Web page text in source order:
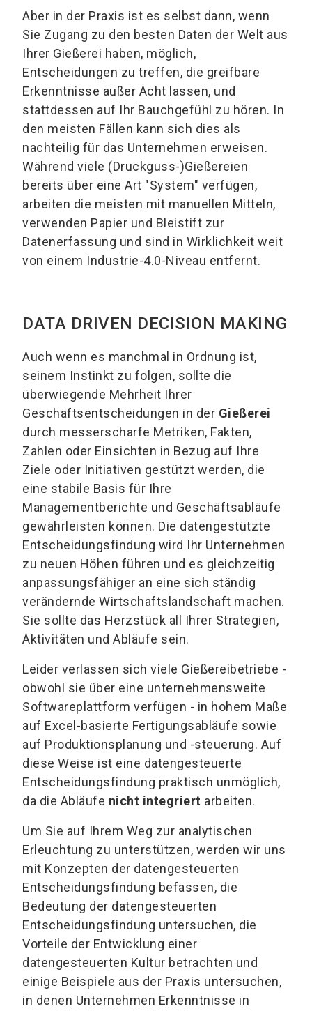
Aber in der Praxis ist es selbst dann, wenn
Sie Zugang zu den besten Daten der Welt aus
Ihrer Gießerei haben, möglich,
Entscheidungen zu treffen, die greifbare
Erkenntnisse außer Acht lassen, und
stattdessen auf Ihr Bauchgefühl zu hören. In
den meisten Fällen kann sich dies als
nachteilig für das Unternehmen erweisen.
Während viele (Druckguss-)Gießereien
bereits über eine Art "System" verfügen,
arbeiten die meisten mit manuellen Mitteln,
verwenden Papier und Bleistift zur
Datenerfassung und sind in Wirklichkeit weit
von einem Industrie-4.0-Niveau entfernt.
DATA DRIVEN DECISION MAKING
Auch wenn es manchmal in Ordnung ist,
seinem Instinkt zu folgen, sollte die
überwiegende Mehrheit Ihrer
Geschäftsentscheidungen in der Gießerei
durch messerscharfe Metriken, Fakten,
Zahlen oder Einsichten in Bezug auf Ihre
Ziele oder Initiativen gestützt werden, die
eine stabile Basis für Ihre
Managementberichte und Geschäftsabläufe
gewährleisten können. Die datengestützte
Entscheidungsfindung wird Ihr Unternehmen
zu neuen Höhen führen und es gleichzeitig
anpassungsfähiger an eine sich ständig
verändernde Wirtschaftslandschaft machen.
Sie sollte das Herzstück all Ihrer Strategien,
Aktivitäten und Abläufe sein.
Leider verlassen sich viele Gießereibetriebe -
obwohl sie über eine unternehmensweite
Softwareplattform verfügen - in hohem Maße
auf Excel-basierte Fertigungsabläufe sowie
auf Produktionsplanung und -steuerung. Auf
diese Weise ist eine datengesteuerte
Entscheidungsfindung praktisch unmöglich,
da die Abläufe nicht integriert arbeiten.
Um Sie auf Ihrem Weg zur analytischen
Erleuchtung zu unterstützen, werden wir uns
mit Konzepten der datengesteuerten
Entscheidungsfindung befassen, die
Bedeutung der datengesteuerten
Entscheidungsfindung untersuchen, die
Vorteile der Entwicklung einer
datengesteuerten Kultur betrachten und
einige Beispiele aus der Praxis untersuchen,
in denen Unternehmen Erkenntnisse in